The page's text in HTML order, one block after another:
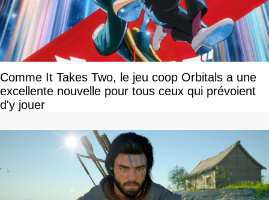
Comme It Takes Two, le jeu coop Orbitals a une
excellente nouvelle pour tous ceux qui prévoient
d'y jouer